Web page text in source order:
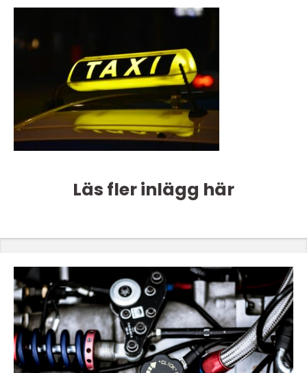
Läs fler inlägg här